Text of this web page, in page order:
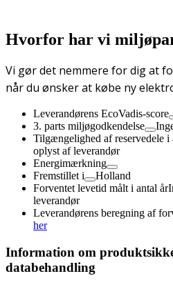
Hvorfor har vi
Vi gør det nemmere for dig at
når du ønsker at købe ny
Leverandørens EcoVadis-score
3. parts miljøgodkendelse
Tilgængelighed af reservedele i
oplyst af leverandør
Energimærkning
Fremstillet i
Holland
Forventet levetid målt i antal år
leverandør
Leverandørens beregning af
her
Information om
databehandling